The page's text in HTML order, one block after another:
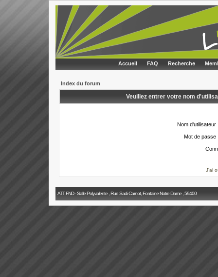
Accueil FAQ Recherche
Index du forum
Veuillez entrer votre nom
Nom d'utilisateur
Mot de passe
J'ai
ATT FND - Salle Polyvalente , Rue Sadi Carnot, Fontaine Notre Dame , 59400